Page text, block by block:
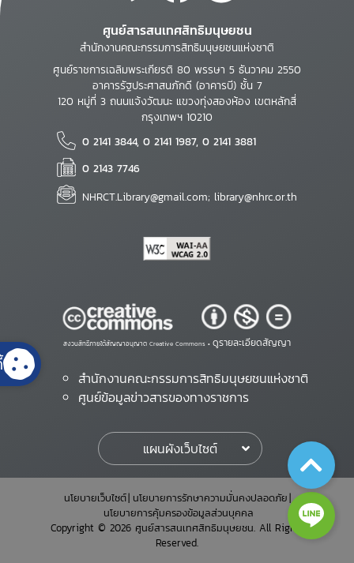
ศูนย์สารสนเทศสิทธิมนุษยชน
สำนักงานคณะกรรมการสิทธิมนุษยชนแห่งชาติ
ศูนย์ราชการเฉลิมพระเกียรติ 80 พรรษา 5 ธันวาคม 2550
อาคารรัฐประศาสนภักดี (อาคารบี) ชั้น 7
120 หมู่ที่ 3 ถนนแจ้งวัฒนะ แขวงทุ่งสองห้อง เขตหลักสี่
กรุงเทพฯ 10210
0 2141 3844, 0 2141 1987, 0 2141 3881
0 2143 7746
NHRCT.Library@gmail.com; library@nhrc.or.th
สงวนสิทธิ์ภายใต้สัญญาอนุญาต Creative Commons • ดูรายละเอียดสัญญา
สำนักงานคณะกรรมการสิทธิมนุษยชนแห่งชาติ
ศูนย์ข้อมูลข่าวสารของทางราชการ
แผนผังเว็บไซต์
นโยบายเว็บไซต์ นโยบายการรักษาความมั่นคงปลอดภัย
นโยบายการคุ้มครองข้อมูลส่วนบุคคล
Copyright © 2026 ศูนย์สารสนเทศสิทธิมนุษยชน. All Rights
Reserved.